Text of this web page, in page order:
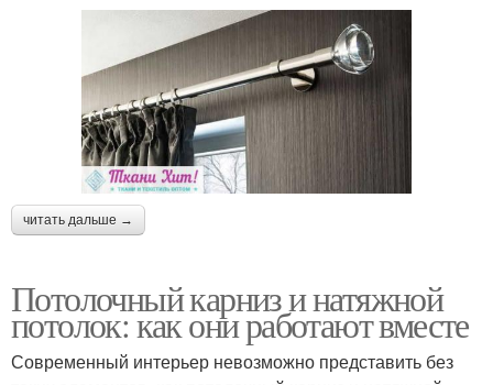
читать дальше →
Потолочный карниз и натяжной
потолок: как они работают вместе
Современный интерьер невозможно представить без